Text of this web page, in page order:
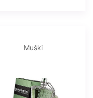
Muški